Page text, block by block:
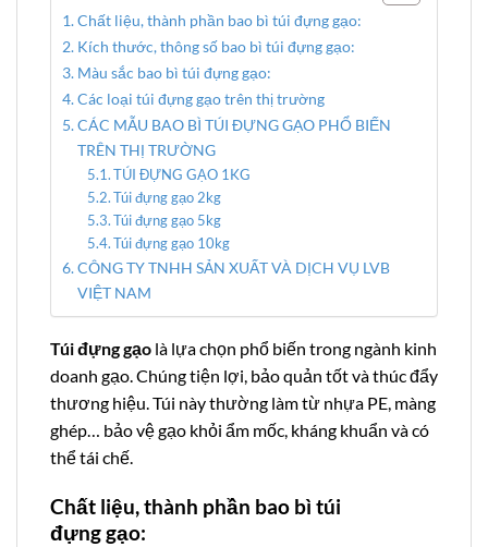
Chất liệu, thành phần bao bì túi đựng gạo:
Kích thước, thông số bao bì túi đựng gạo:
Màu sắc bao bì túi đựng gạo:
Các loại túi đựng gạo trên thị trường
CÁC MẪU BAO BÌ TÚI ĐỰNG GẠO PHỔ BIẾN
TRÊN THỊ TRƯỜNG
TÚI ĐỰNG GẠO 1KG
Túi đựng gạo 2kg
Túi đựng gạo 5kg
Túi đựng gạo 10kg
CÔNG TY TNHH SẢN XUẤT VÀ DỊCH VỤ LVB
VIỆT NAM
Túi đựng gạo là lựa chọn phổ biến trong ngành kinh
doanh gạo. Chúng tiện lợi, bảo quản tốt và thúc đẩy
thương hiệu. Túi này thường làm từ nhựa PE, màng
ghép… bảo vệ gạo khỏi ẩm mốc, kháng khuẩn và có
thể tái chế.
Chất liệu, thành phần bao bì túi
đựng gạo: